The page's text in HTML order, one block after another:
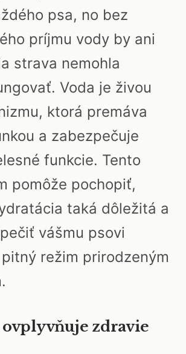
psa, no bez
príjmu vody by ani
strava nemohla
Voda je živou
ktorá premáva
a zabezpečuje
funkcie. Tento
pomôže pochopiť,
taká dôležitá a
vášmu psovi
režim prirodzeným
ovplyvňuje zdravie